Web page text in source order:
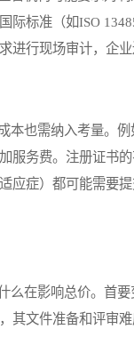
际标准（如ISO
进行现场审计，企
也需纳入考量。例
服务费。注册证书
应症）都可能需要
在影响总价。首要
其文件准备和评审